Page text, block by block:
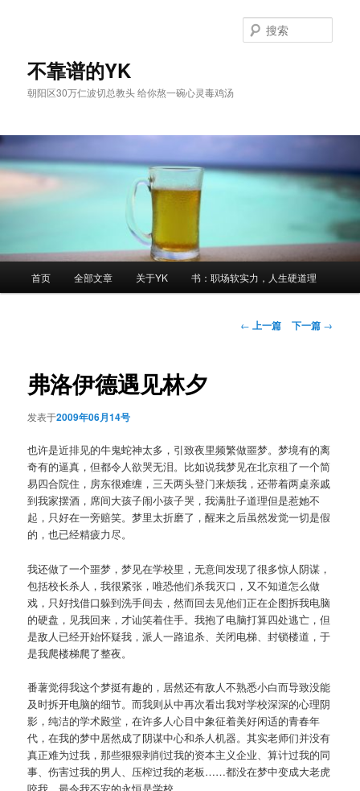
不靠谱的YK
朝阳区30万仁波切总教头 给你熬一碗心灵毒鸡汤
索
首页 全部文章 关于YK 书：职场软实力，人生硬道理
文← 上一篇 下一篇 →
弗洛伊德遇见林夕
发表于2009年06月14号
也许是近排见的牛鬼蛇神太多，引致夜里频繁做噩梦。梦境有的离
奇有的逼真，但都令人欲哭无泪。比如说我梦见在北京租了一个简
易四合院住，房东很难缠，三天两头登门来烦我，还带着两桌亲戚
到我家摆酒，席间大孩子闹小孩子哭，我满肚子道理但是惹她不
起，只好在一旁赔笑。梦里太折磨了，醒来之后虽然发觉一切是假
的，也已经精疲力尽。
我还做了一个噩梦，梦见在学校里，无意间发现了很多惊人阴谋，
包括校长杀人，我很紧张，唯恐他们杀我灭口，又不知道怎么做
戏，只好找借口躲到洗手间去，然而回去见他们正在企图拆我电脑
的硬盘，见我回来，才讪笑着住手。我抱了电脑打算四处逃亡，但
是敌人已经开始怀疑我，派人一路追杀、关闭电梯、封锁楼道，于
是我爬楼梯爬了整夜。
番薯觉得我这个梦挺有趣的，居然还有敌人不熟悉小白而导致没能
及时拆开电脑的细节。而我则从中再次看出我对学校深深的心理阴
影，纯洁的学术殿堂，在许多人心目中象征着美好闲适的青春年
代，在我的梦中居然成了阴谋中心和杀人机器。其实老师们并没有
真正难为过我，那些狠狠剥削过我的资本主义企业、算计过我的同
事、伤害过我的男人、压榨过我的老板……都没在梦中变成大老虎
咬我，最令我不安的永恒是学校。